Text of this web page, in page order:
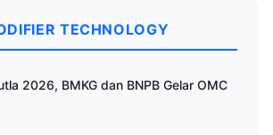
TECHNOLOGY
2026, BMKG dan BNPB Gelar OMC